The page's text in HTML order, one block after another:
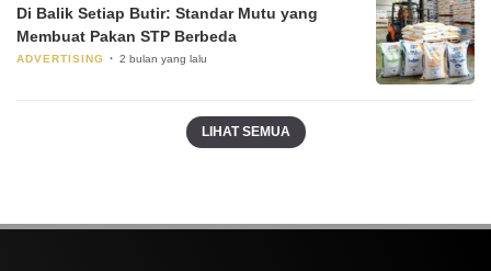
Di Balik Setiap Butir: Standar Mutu yang
Membuat Pakan STP Berbeda
ADVERTISING 2 bulan yang lalu
LIHAT SEMUA